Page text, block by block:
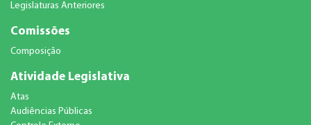
Legislaturas Anteriores
Comissões
Composição
Atividade Legislativa
Atas
Audiências Públicas